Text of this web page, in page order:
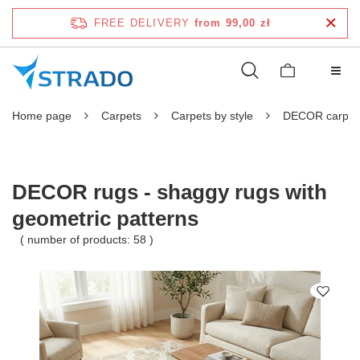
FREE DELIVERY from 99,00 zł
Home page Carpets Carpets by style DECOR
DECOR rugs - shaggy rugs with
geometric patterns
( number of products: 58 )